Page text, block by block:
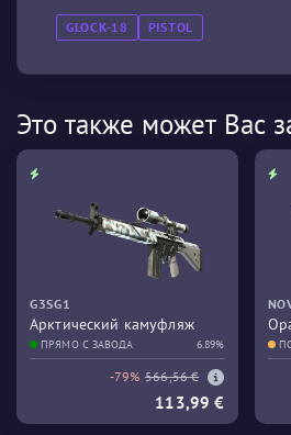
GLOCK-18 PISTOL
Это также может Вас
G3SG1
Арктический камуфляж
ПРЯМО С ЗАВОДА 6.89%
-79% 566,56 €
113,99 €